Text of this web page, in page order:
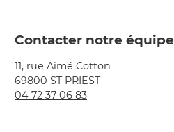
Contacter notre équipe
11, rue Aimé Cotton
69800 ST PRIEST
04 72 37 06 83